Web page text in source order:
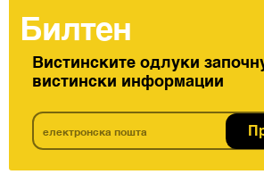
Билтен
Вистинските одлуки
вистински информации